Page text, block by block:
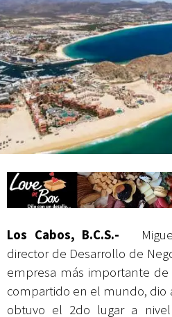
actividades de acceso libre
Los Cabos, B.C.S.-
director de Desarrollo de
empresa más importante
compartido en el mundo, dio
obtuvo el 2do lugar a